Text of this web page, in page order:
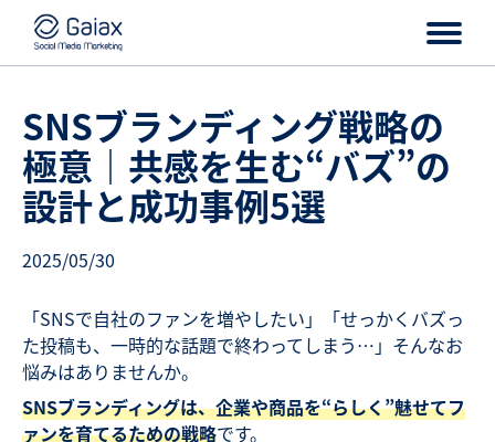
SNSブランディング戦略の
極意｜共感を生む“バズ”の
設計と成功事例5選
2025/05/30
「SNSで自社のファンを増やしたい」「せっかくバズっ
た投稿も、一時的な話題で終わってしまう…」そんなお
悩みはありませんか。
SNSブランディングは、企業や商品を“らしく”魅せてフ
ァンを育てるための戦略です。